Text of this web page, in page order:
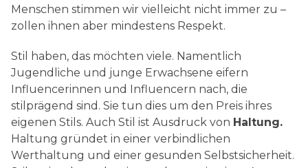
Menschen stimmen wir vielleicht nicht immer zu –
zollen ihnen aber mindestens Respekt.
Stil haben, das möchten viele. Namentlich
Jugendliche und junge Erwachsene eifern
Influencerinnen und Influencern nach, die
stilprägend sind. Sie tun dies um den Preis ihres
eigenen Stils. Auch Stil ist Ausdruck von Haltung.
Haltung gründet in einer verbindlichen
Werthaltung und einer gesunden Selbstsicherheit.